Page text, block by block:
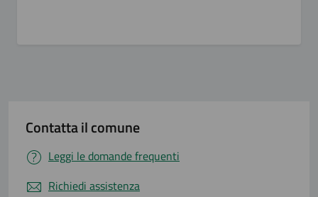
Contatta il comune
Leggi le domande frequenti
Richiedi assistenza